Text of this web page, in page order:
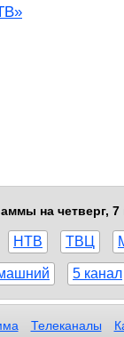
на четверг, 7
НТВ ТВЦ
5 канал
Телеканалы